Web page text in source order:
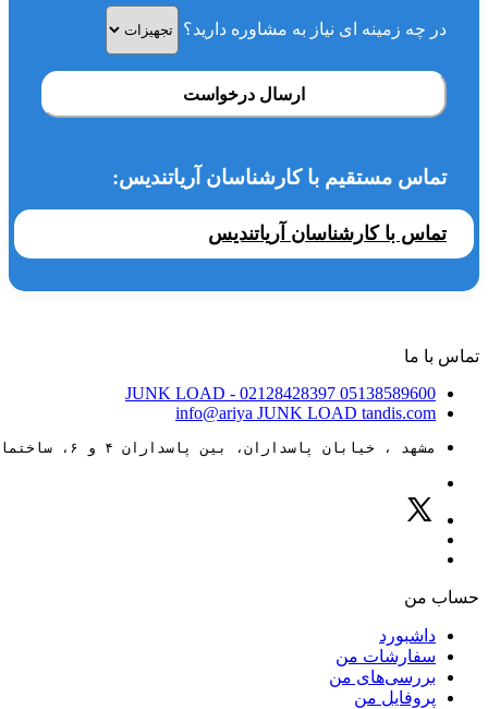
در چه زمینه ای نیاز به مشاوره دارید؟
ارسال درخواست
تماس مستقیم با کارشناسان آریاتندیس:
تماس با کارشناسان آریاتندیس
تماس با ما
05138589600
JUNK LOAD - 02128428397
info@ariya JUNK LOAD tandis.com
مشهد ، خیابان پاسداران، بین پاسداران ۴ و ۶، ساختمان ۸۸
حساب من
داشبورد
سفارشات من
بررسی‌های من
پروفایل من